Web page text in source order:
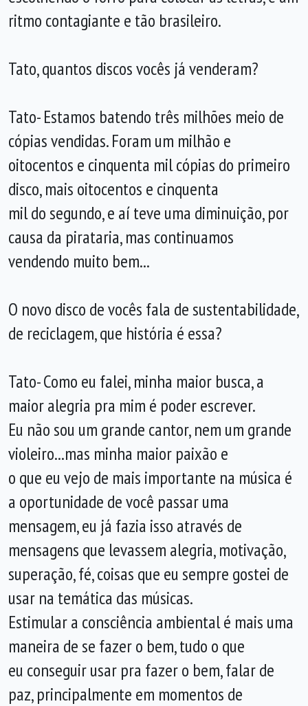
ritmo contagiante e tão brasileiro.
Tato, quantos discos vocês já venderam?
Tato- Estamos batendo três milhões meio de
cópias vendidas. Foram um milhão e
oitocentos e cinquenta mil cópias do primeiro
disco, mais oitocentos e cinquenta
mil do segundo, e aí teve uma diminuição, por
causa da pirataria, mas continuamos
vendendo muito bem...
O novo disco de vocês fala de sustentabilidade,
de reciclagem, que história é essa?
Tato- Como eu falei, minha maior busca, a
maior alegria pra mim é poder escrever.
Eu não sou um grande cantor, nem um grande
violeiro...mas minha maior paixão e
o que eu vejo de mais importante na música é
a oportunidade de você passar uma
mensagem, eu já fazia isso através de
mensagens que levassem alegria, motivação,
superação, fé, coisas que eu sempre gostei de
usar na temática das músicas.
Estimular a consciência ambiental é mais uma
maneira de se fazer o bem, tudo o que
eu conseguir usar pra fazer o bem, falar de
paz, principalmente em momentos de